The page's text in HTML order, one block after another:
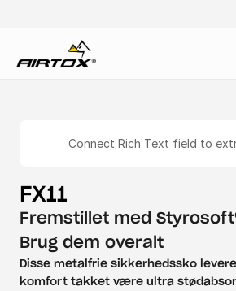
Connect Rich Text field to
FX11
Fremstillet med
Brug dem overalt
Disse metalfrie sikkerhedssko
komfort takket være ultra